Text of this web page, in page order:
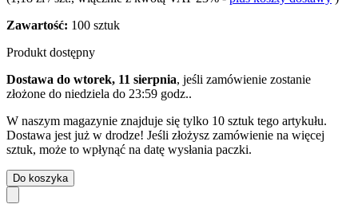
Zawartość: 100 sztuk
Produkt dostępny
Dostawa do wtorek, 11 sierpnia, jeśli zamówienie zostanie
złożone do niedziela do 23:59 godz..
W naszym magazynie znajduje się tylko 10 sztuk tego artykułu.
Dostawa jest już w drodze! Jeśli złożysz zamówienie na więcej
sztuk, może to wpłynąć na datę wysłania paczki.
Do koszyka